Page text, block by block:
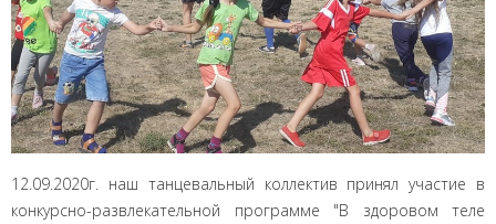
12.09.2020г. наш танцевальный коллектив принял участие в
конкурсно-развлекательной программе "В здоровом теле